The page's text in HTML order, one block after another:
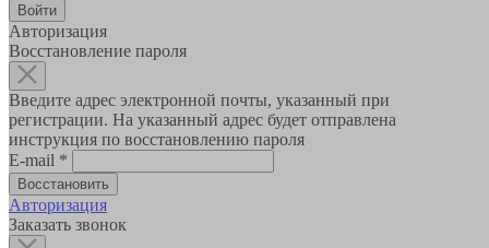
Авторизация
Восстановление пароля
Введите адрес электронной почты, указанный при
регистрации. На указанный адрес будет отправлена
инструкция по восстановлению пароля
E-mail *
Авторизация
Заказать звонок